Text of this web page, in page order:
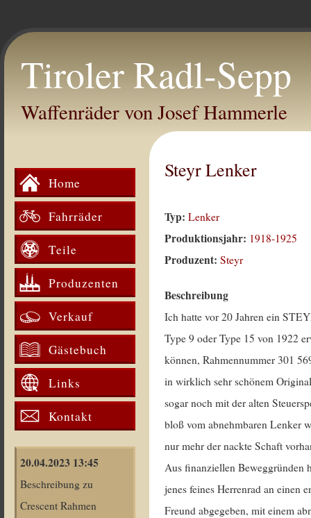
Tiroler Radl-Sepp
Waffenräder von Josef Hammerle
Home
Fahrräder
Teile
Produzenten
Verkauf
Gästebuch
Links
Kontakt
20.04.2023 13:45
Beschreibung zu
Crescent Rahmen
Steyr Lenker
Typ:Lenker
Produktionsjahr: 1918-1925
Produzent:Steyr
Beschreibung
Ich hatte vor 20 Jahren ein
Type 9 oder Type 15 von 1922
können, Rahmennummer 301
in wirklich sehr schönem
sogar noch mit der alten
bloß vom abnehmbaren Lenker
nur mehr der nackte Schaft
Aus finanziellen Beweggründen
jenes feines Herrenrad an einen
Freund abgegeben, mit einem